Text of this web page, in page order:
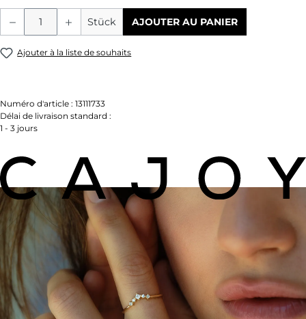
Quantité de produit : Entrez la
Stück AJOUTER AU PANIER
Ajouter à la liste de souhaits
Numéro d'article : 13111733
Délai de livraison standard :
1 - 3 jours